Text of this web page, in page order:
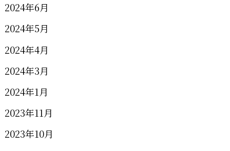
2024年6月
2024年5月
2024年4月
2024年3月
2024年1月
2023年11月
2023年10月